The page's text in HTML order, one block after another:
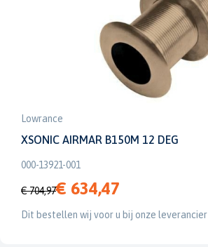
Lowrance
XSONIC AIRMAR B150M 12 DEG
000-13921-001
€ 704,97€ 634,47
Dit bestellen wij voor u bij onze leverancier